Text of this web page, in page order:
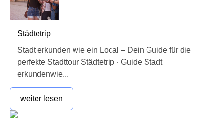
Städtetrip
Stadt erkunden wie ein Local – Dein Guide für die
perfekte Stadttour Städtetrip · Guide Stadt
erkundenwie...
weiter lesen